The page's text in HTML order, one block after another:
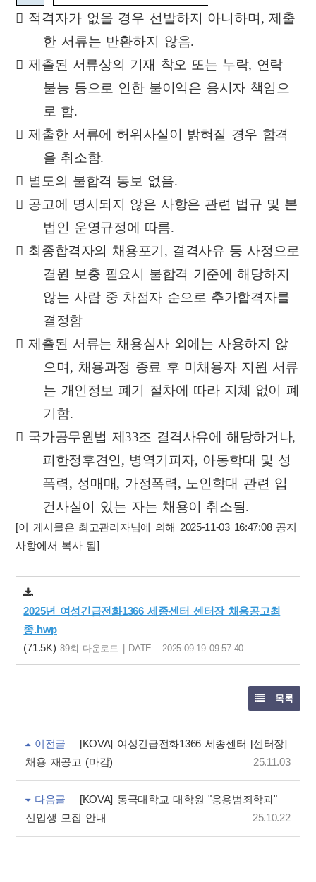
 적격자가 없을 경우 선발하지 아니하며 ,제출
한 서류는 반환하지 않음.
제출된 서류상의 기재 착오 또는 누락, 연락
불능 등으로 인한 불이익은 응시자 책임으
로 함.
제출한 서류에 허위사실이 밝혀질 경우 합격
을 취소함.
 별도의 불합격 통보 없음.
 공고에 명시되지 않은 사항은 관련 법규 및 본
법인 운영규정에 따름.
 최종합격자의 채용포기 , 결격사유 등 사정으로
결원 보충 필요시 불합격 기준에 해당하지
않는 사람 중 차점자 순으로 추가합격자를
결정함
제출된 서류는 채용심사 외에는 사용하지 않
으며 , 채용과정 종료 후 미채용자 지원 서류
는 개인정보 폐기 절차에 따라 지체 없이 폐
기함.
 국가공무원법 제 33조 결격사유에 해당하거나,
피한정후견인, 병역기피자, 아동학대 및 성
폭력, 성매매, 가정폭력, 노인학대 관련 입
건사실이 있는 자는 채용이 취소됨.
[이 게시물은 최고관리자님에 의해 2025-11-03 16:47:08 공지
사항에서 복사 됨]
2025년 여성긴급전화1366 세종센터 센터장 채용공고최
종.hwp
(71.5K)89회 다운로드 | DATE : 2025-09-19 09:57:40
목록
이전글
[KOVA] 여성긴급전화1366 세종센터 [센터장]
채용 재공고 (마감)
25.11.03
다음글
[KOVA] 동국대학교 대학원 "응용범죄학과"
신입생 모집 안내
25.10.22